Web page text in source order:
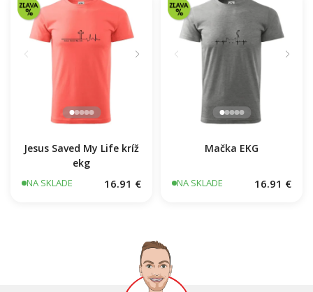
Jesus Saved My Life kríž
ekg
NA SKLADE 16.91 €
Mačka EKG
NA SKLADE 16.91 €